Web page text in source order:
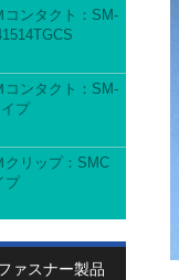
コンタクト：SM-
コンタクト：SM-
プ
クリップ：SMC
プ
ァスナー製品